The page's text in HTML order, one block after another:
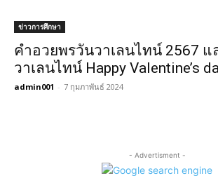
ข่าวการศึกษา
คําอวยพรวันวาเลนไทน์ 2567
วาเลนไทน์ Happy Valentine’s
admin001 - 7 กุมภาพันธ์ 2024
- Advertisment -